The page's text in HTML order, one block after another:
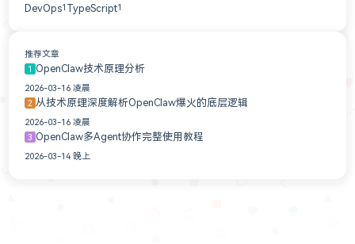
DevOps1 TypeScript1
推荐文章
1 OpenClaw技术原理分析
2026-03-16 凌晨
2 从技术原理深度解析OpenClaw爆火的底层逻辑
2026-03-16 凌晨
3 OpenClaw多Agent协作完整使用教程
2026-03-14 晚上